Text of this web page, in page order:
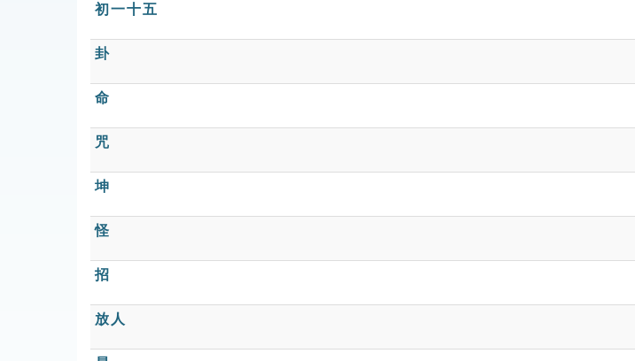
初一十五
卦
命
咒
坤
怪
招
放人